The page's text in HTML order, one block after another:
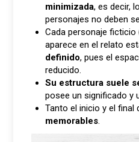
minimizada, es decir,
personajes no deben
Cada personaje
aparece en el relato
definido, pues el
reducido.
Su estructura suele
posee un significado y
Tanto el inicio y el final
memorables.